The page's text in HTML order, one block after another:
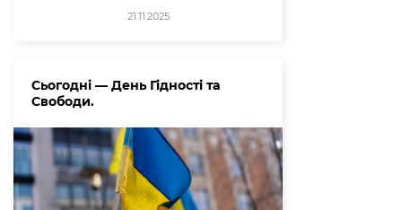
21.11.2025
Сьогодні — День Гідності та
Свободи.